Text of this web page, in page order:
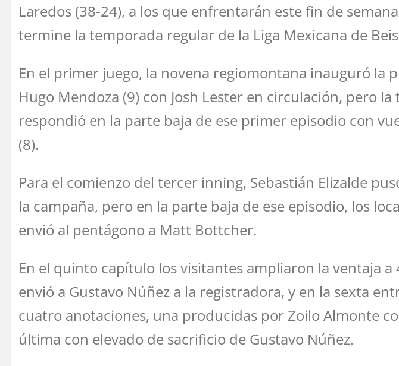
Laredos (38-24), a los que enfrentarán este fin de
termine la temporada regular de la Liga Mexicana de
En el primer juego, la novena regiomontana inauguró
Hugo Mendoza (9) con Josh Lester en circulación, pero
respondió en la parte baja de ese primer episodio con
(8).
Para el comienzo del tercer inning, Sebastián Elizalde
la campaña, pero en la parte baja de ese episodio, los
envió al pentágono a Matt Bottcher.
En el quinto capítulo los visitantes ampliaron la ventaja
envió a Gustavo Núñez a la registradora, y en la sexta
cuatro anotaciones, una producidas por Zoilo Almonte
última con elevado de sacrificio de Gustavo Núñez.